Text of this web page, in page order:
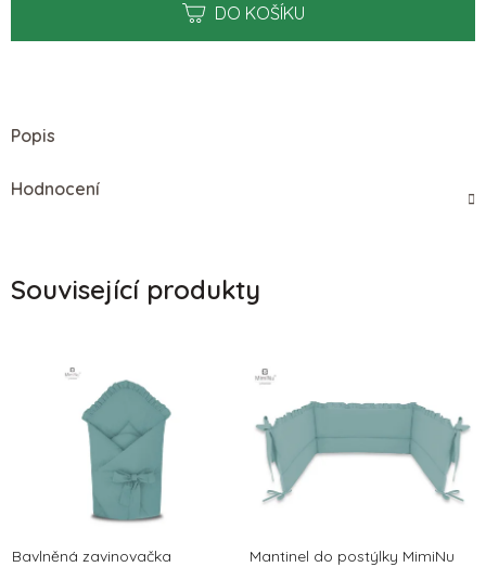
DO KOŠÍKU
Popis
Hodnocení
Související produkty
Bavlněná zavinovačka
Mantinel do postýlky MimiNu